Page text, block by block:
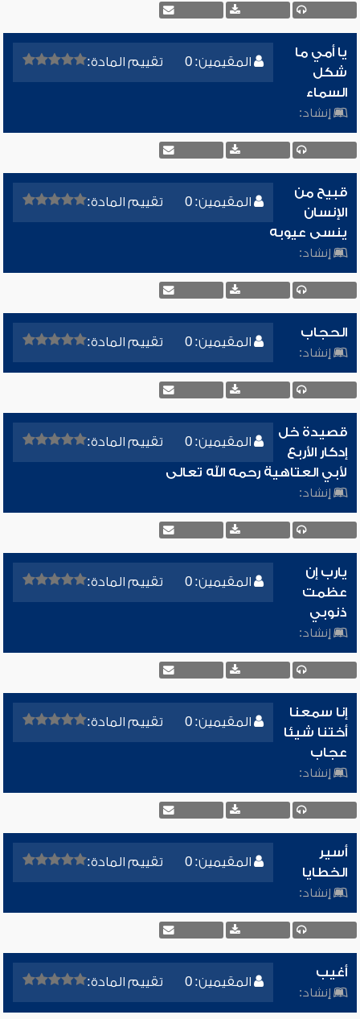
المقيمين: 0 تقييم المادة:
يا أمي ما
شكل
السماء
إنشاد:
المقيمين: 0 تقييم المادة:
قبيح من
الإنسان
ينسى عيوبه
إنشاد:
المقيمين: 0 تقييم المادة:
الحجاب
إنشاد:
المقيمين: 0 تقييم المادة:
قصيدة خل
إدكار الأربع
لأبي العتاهية رحمه الله تعالى
إنشاد:
المقيمين: 0 تقييم المادة:
يارب إن
عظمت
ذنوبي
إنشاد:
المقيمين: 0 تقييم المادة:
إنا سمعنا
أختنا شيئا
عجاب
إنشاد:
المقيمين: 0 تقييم المادة:
أسير
الخطايا
إنشاد:
المقيمين: 0 تقييم المادة:
أغيب
إنشاد: